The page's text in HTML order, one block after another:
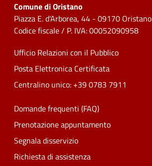
Comune di Oristano
Piazza E. d'Arborea, 44 - 09170 Oristano
Codice fiscale / P. IVA: 00052090958
Ufficio Relazioni con il Pubblico
Posta Elettronica Certificata
Centralino unico: +39 0783 7911
Domande frequenti (FAQ)
Prenotazione appuntamento
Segnala disservizio
Richiesta di assistenza